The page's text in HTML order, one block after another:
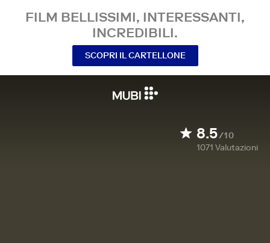
FILM BELLISSIMI, INTERESSANTI,
INCREDIBILI.
SCOPRI IL CARTELLONE
8.5/10
1071 Valutazioni